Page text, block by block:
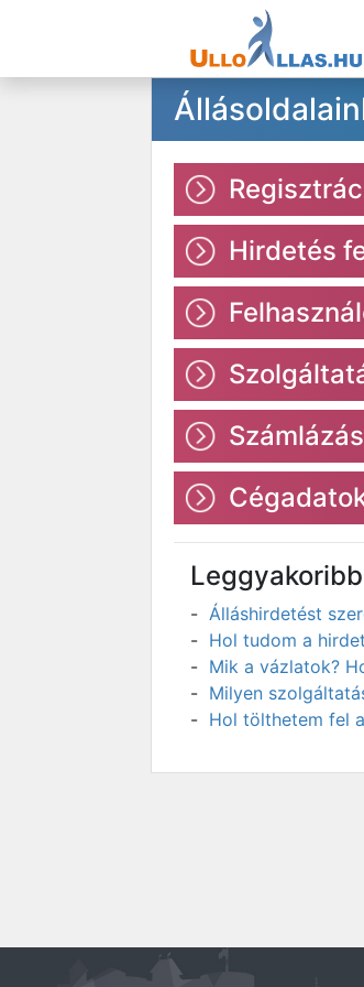
Hirdetés
Álláshirdetést
Hol tudom a
Mik a vázlatok?
Milyen
Hol tölthetem fel